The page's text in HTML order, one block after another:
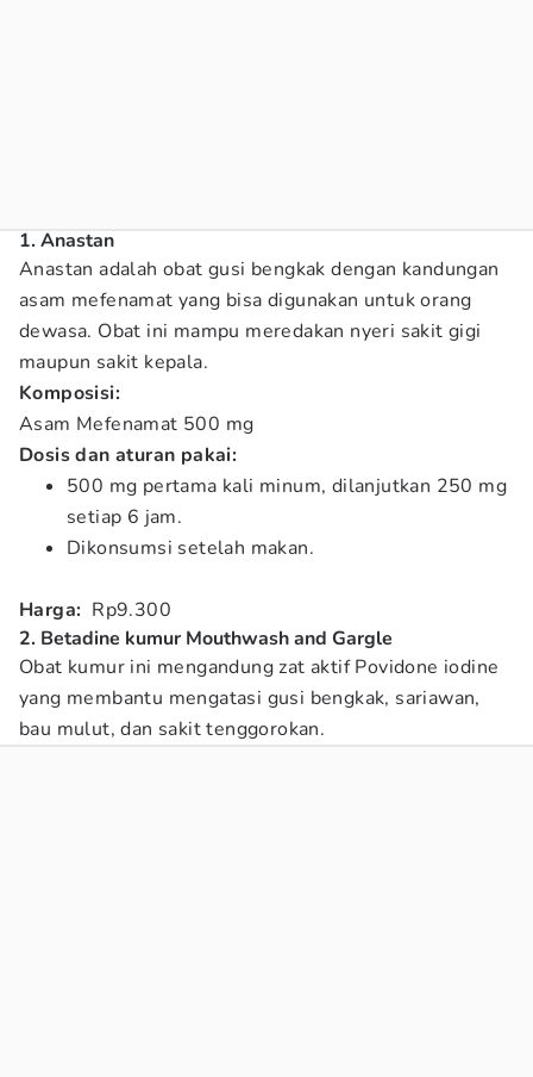
1. Anastan
Anastan adalah obat gusi bengkak dengan kandungan
asam mefenamat yang bisa digunakan untuk orang
dewasa. Obat ini mampu meredakan nyeri sakit gigi
maupun sakit kepala.
Komposisi:
Asam Mefenamat 500 mg
Dosis dan aturan pakai:
500 mg pertama kali minum, dilanjutkan 250 mg
setiap 6 jam.
Dikonsumsi setelah makan.
Harga: Rp9.300
2. Betadine kumur Mouthwash and Gargle
Obat kumur ini mengandung zat aktif Povidone iodine
yang membantu mengatasi gusi bengkak, sariawan,
bau mulut, dan sakit tenggorokan.